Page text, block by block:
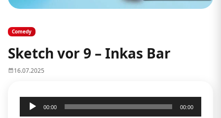
Comedy
Sketch vor 9 – Inkas Bar
16.07.2025
Audio-
00:00 00:00